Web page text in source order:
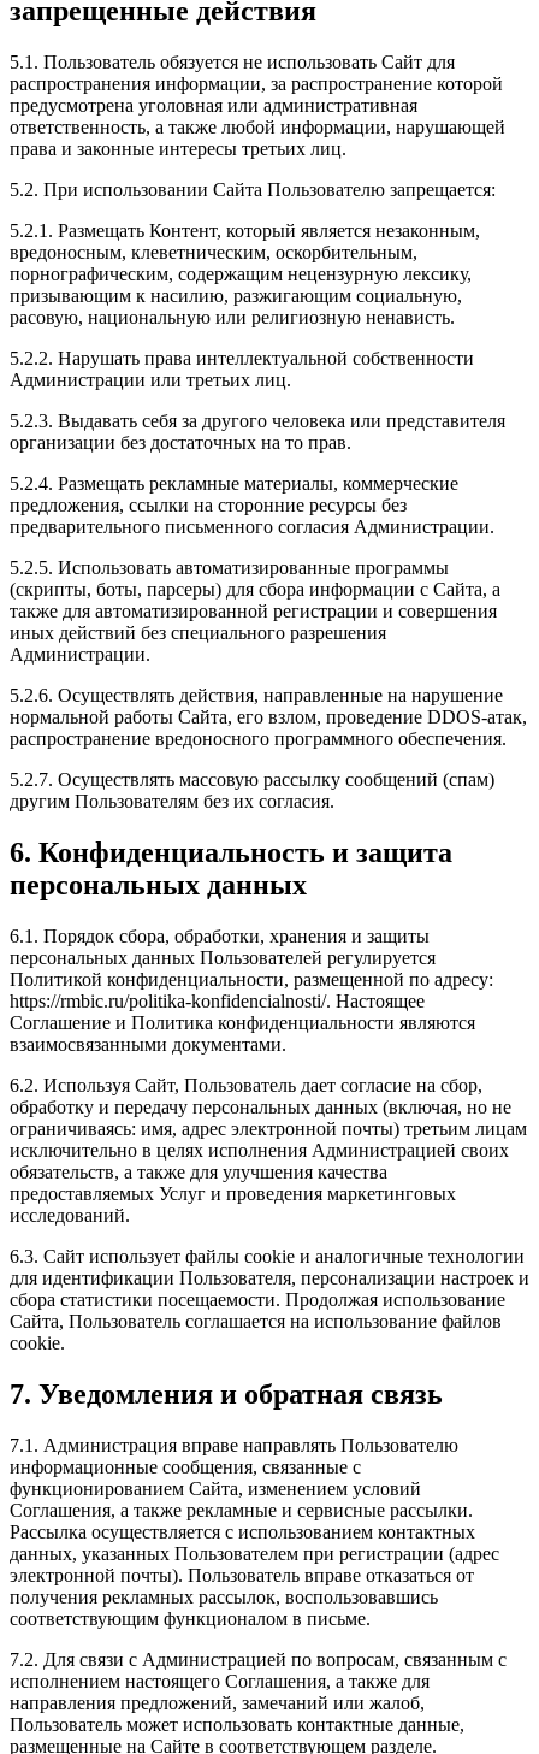
запрещенные действия
5.1. Пользователь обязуется не использовать Сайт для
распространения информации, за распространение которой
предусмотрена уголовная или административная
ответственность, а также любой информации, нарушающей
права и законные интересы третьих лиц.
5.2. При использовании Сайта Пользователю запрещается:
5.2.1. Размещать Контент, который является незаконным,
вредоносным, клеветническим, оскорбительным,
порнографическим, содержащим нецензурную лексику,
призывающим к насилию, разжигающим социальную,
расовую, национальную или религиозную ненависть.
5.2.2. Нарушать права интеллектуальной собственности
Администрации или третьих лиц.
5.2.3. Выдавать себя за другого человека или представителя
организации без достаточных на то прав.
5.2.4. Размещать рекламные материалы, коммерческие
предложения, ссылки на сторонние ресурсы без
предварительного письменного согласия Администрации.
5.2.5. Использовать автоматизированные программы
(скрипты, боты, парсеры) для сбора информации с Сайта, а
также для автоматизированной регистрации и совершения
иных действий без специального разрешения
Администрации.
5.2.6. Осуществлять действия, направленные на нарушение
нормальной работы Сайта, его взлом, проведение DDOS-атак,
распространение вредоносного программного обеспечения.
5.2.7. Осуществлять массовую рассылку сообщений (спам)
другим Пользователям без их согласия.
6. Конфиденциальность и защита
персональных данных
6.1. Порядок сбора, обработки, хранения и защиты
персональных данных Пользователей регулируется
Политикой конфиденциальности, размещенной по адресу:
https://rmbic.ru/politika-konfidencialnosti/. Настоящее
Соглашение и Политика конфиденциальности являются
взаимосвязанными документами.
6.2. Используя Сайт, Пользователь дает согласие на сбор,
обработку и передачу персональных данных (включая, но не
ограничиваясь: имя, адрес электронной почты) третьим лицам
исключительно в целях исполнения Администрацией своих
обязательств, а также для улучшения качества
предоставляемых Услуг и проведения маркетинговых
исследований.
6.3. Сайт использует файлы cookie и аналогичные технологии
для идентификации Пользователя, персонализации настроек и
сбора статистики посещаемости. Продолжая использование
Сайта, Пользователь соглашается на использование файлов
cookie.
7. Уведомления и обратная связь
7.1. Администрация вправе направлять Пользователю
информационные сообщения, связанные с
функционированием Сайта, изменением условий
Соглашения, а также рекламные и сервисные рассылки.
Рассылка осуществляется с использованием контактных
данных, указанных Пользователем при регистрации (адрес
электронной почты). Пользователь вправе отказаться от
получения рекламных рассылок, воспользовавшись
соответствующим функционалом в письме.
7.2. Для связи с Администрацией по вопросам, связанным с
исполнением настоящего Соглашения, а также для
направления предложений, замечаний или жалоб,
Пользователь может использовать контактные данные,
размещенные на Сайте в соответствующем разделе.